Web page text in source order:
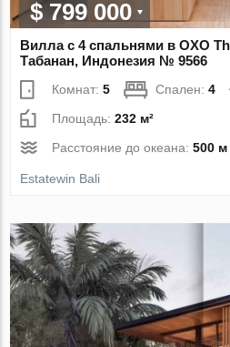
$ 799 000
Вилла с 4 спальнями в OXO
Табанан, Индонезия № 9566
Комнат:5 Спален:4
Площадь:232 м²
Расстояние до океана:500 м
Estatewin Bali